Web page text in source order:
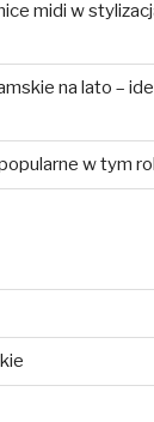
midi w
na lato –
w tym